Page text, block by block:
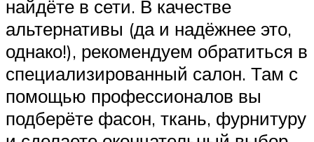
найдёте в сети. В качестве
альтернативы (да и надёжнее это,
однако!), рекомендуем обратиться в
специализированный салон. Там с
помощью профессионалов вы
подберёте фасон, ткань, фурнитуру